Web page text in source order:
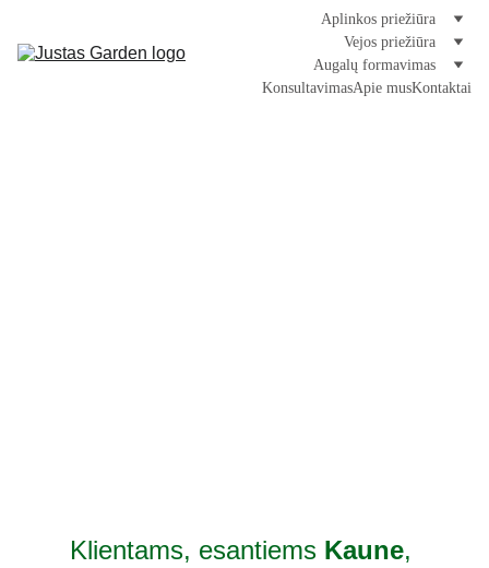
Aplinkos priežiūra
Vejos priežiūra
Augalų formavimas
KonsultavimasApie musKontaktai
Klientams, esantiems Kaune,